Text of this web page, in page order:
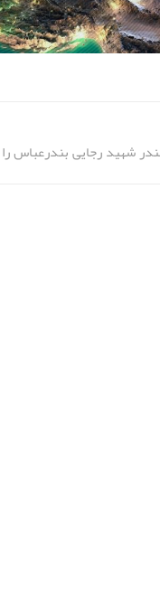
شهید رجایی بندرعباس